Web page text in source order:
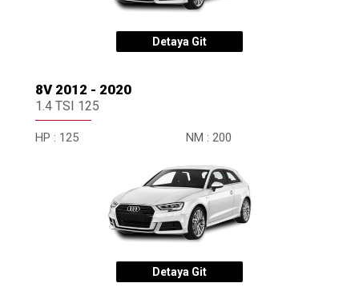
Detaya Git
8V 2012 - 2020
1.4 TSI 125
HP : 125 NM : 200
Detaya Git